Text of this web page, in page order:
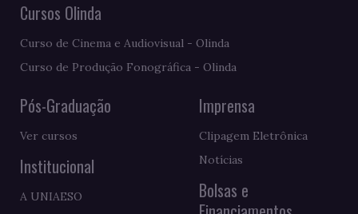
Cursos Olinda
Curso de Cinema e Audiovisual - Olinda
Curso de Produção Fonográfica - Olinda
Pós-Graduação
Ver cursos
Institucional
A UNIAESO
Imprensa
Clipagem Eletrônica
Notícias
Bolsas e